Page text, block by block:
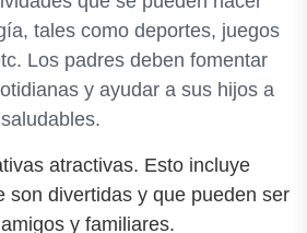
tales como deportes, juegos
Los padres deben fomentar
y ayudar a sus hijos a
atractivas. Esto incluye
son divertidas y que pueden ser
y familiares.